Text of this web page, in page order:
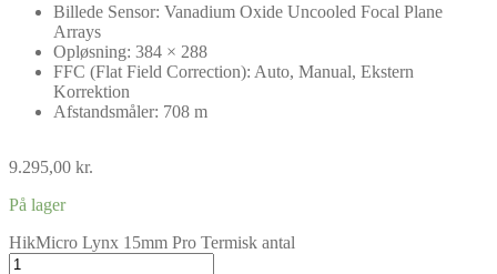
Billede Sensor: Vanadium Oxide Uncooled Focal Plane
Arrays
Opløsning: 384 × 288
FFC (Flat Field Correction): Auto, Manual, Ekstern
Korrektion
Afstandsmåler: 708 m
9.295,00 kr.
På lager
HikMicro Lynx 15mm Pro Termisk antal